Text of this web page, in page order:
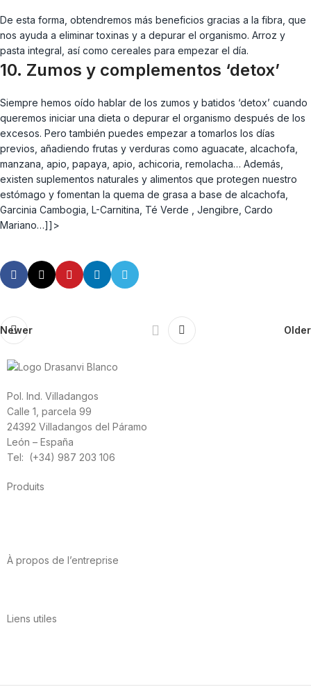
De esta forma, obtendremos más beneficios gracias a la fibra, que
nos ayuda a eliminar toxinas y a depurar el organismo. Arroz y
pasta integral, así como cereales para empezar el día.
10. Zumos y complementos ‘detox’
Siempre hemos oído hablar de los zumos y batidos ‘detox’ cuando
queremos iniciar una dieta o depurar el organismo después de los
excesos. Pero también puedes empezar a tomarlos los días
previos, añadiendo frutas y verduras como aguacate, alcachofa,
manzana, apio, papaya, apio, achicoria, remolacha… Además,
existen suplementos naturales y alimentos que protegen nuestro
estómago y fomentan la quema de grasa a base de alcachofa,
Garcinia Cambogia, L-Carnitina, Té Verde , Jengibre, Cardo
Mariano…]]>
Newer Older
Pol. Ind. Villadangos
Calle 1, parcela 99
24392 Villadangos del Páramo
León – España
Tel: (+34) 987 203 106
Produits
À propos de l’entreprise
Liens utiles